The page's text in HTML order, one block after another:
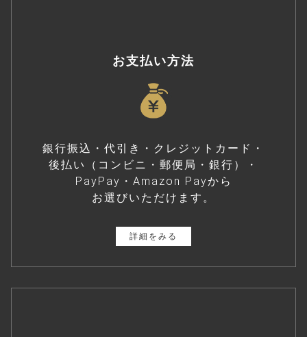
お支払い方法
銀行振込・代引き・クレジットカード・
後払い（コンビニ・郵便局・銀行）・
PayPay・Amazon Payから
お選びいただけます。
詳細をみる